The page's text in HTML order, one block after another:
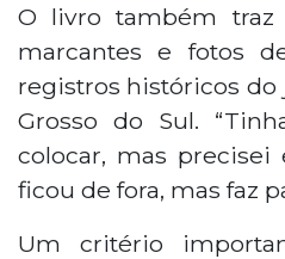
O livro também traz
marcantes e fotos
registros históricos
Grosso do Sul.
colocar, mas precisei
ficou de fora, mas faz
Um critério